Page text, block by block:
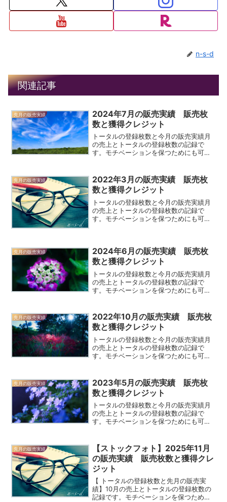
n-s-d
関連記事
先月の販売実績
2024年7月の販売実績 販売枚
数と獲得クレジット
トータルの登録枚数と今月の販売実績月
の売上とトータルの登録枚数の記録で
す。モチベーションを保つためにも可視
サイトで何が売れているのかで傾向もわ
かってくると思います。先々月...
先月の販売実績
2022年3月の販売実績 販売枚
数と獲得クレジット
トータルの登録枚数と今月の販売実績月
の売上とトータルの登録枚数の記録で
す。モチベーションを保つためにも可視
かってくると思います。202...
先月の販売実績
2024年6月の販売実績 販売枚
数と獲得クレジット
トータルの登録枚数と今月の販売実績月
の売上とトータルの登録枚数の記録で
す。モチベーションを保つためにも可視
サイトで何が売れているのかで傾向もわ
かってくると思います。先々月...
先月の販売実績
2022年10月の販売実績 販売枚
数と獲得クレジット
トータルの登録枚数と今月の販売実績月
の売上とトータルの登録枚数の記録で
す。モチベーションを保つためにも可視
サイトで何が売れているのかで傾向もわ
かってくると思います。202...
先月の販売実績
2023年5月の販売実績 販売枚
数と獲得クレジット
トータルの登録枚数と今月の販売実績月
の売上とトータルの登録枚数の記録で
す。モチベーションを保つためにも可視
サイトで何が売れているのかで傾向もわ
かってくると思います。先々月...
先月の販売実績
【ストックフォト】2025年11月
の販売実績 販売枚数と獲得クレ
ジット
【 トータルの登録枚数と先月の販売実
績】10月の売上とトータルの登録枚数の
記録です。モチベーションを保つために